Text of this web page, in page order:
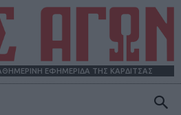
ΕΦΗΜΕΡΙΔΑ ΤΗΣ ΚΑΡΔΙΤΣΑΣ